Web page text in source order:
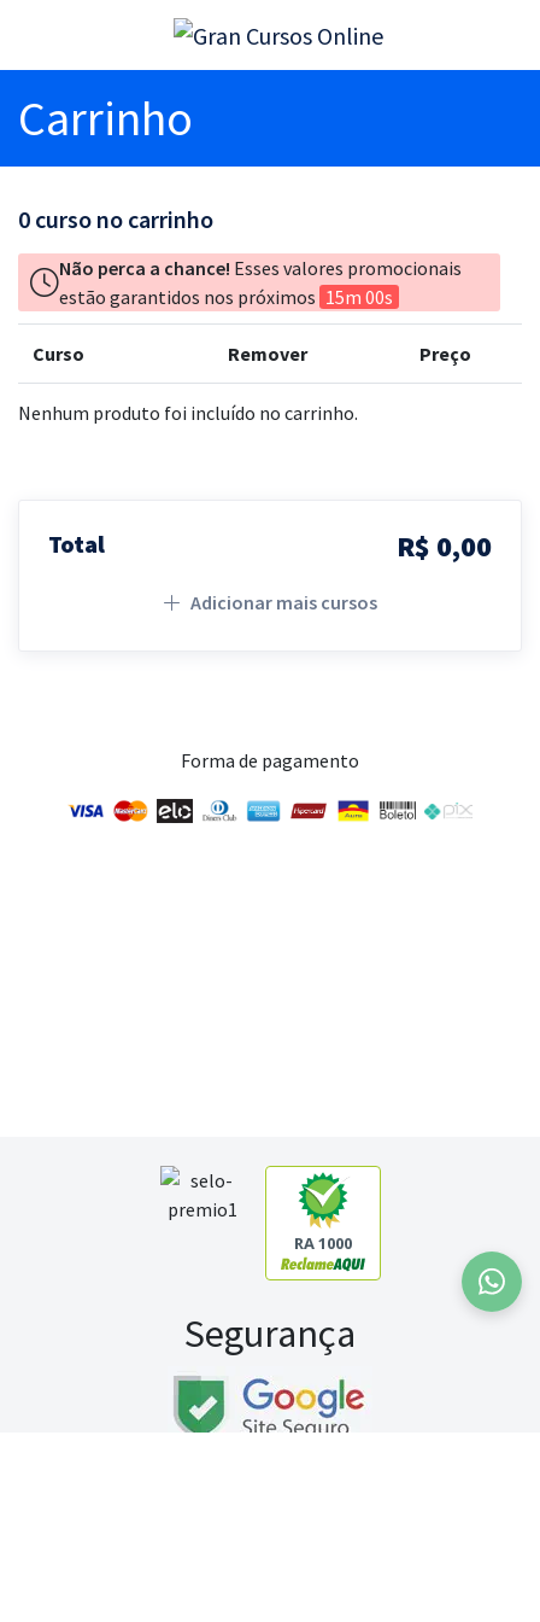
Carrinho
0 curso no carrinho
Não perca a chance! Esses valores promocionais
estão garantidos nos próximos 15m 00s
Curso Remover Preço
Nenhum produto foi incluído no carrinho.
Total R$ 0,00
Adicionar mais cursos
Forma de pagamento
RA 1000
Segurança